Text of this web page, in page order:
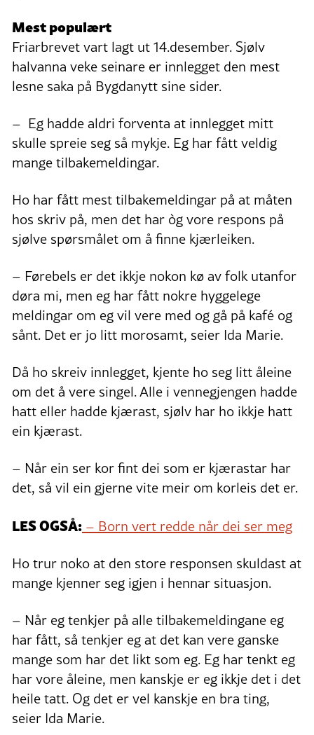
Mest populært
Friarbrevet vart lagt ut 14.desember. Sjølv
halvanna veke seinare er innlegget den mest
lesne saka på Bygdanytt sine sider.
– Eg hadde aldri forventa at innlegget mitt
skulle spreie seg så mykje. Eg har fått veldig
mange tilbakemeldingar.
Ho har fått mest tilbakemeldingar på at måten
hos skriv på, men det har òg vore respons på
sjølve spørsmålet om å finne kjærleiken.
– Førebels er det ikkje nokon kø av folk utanfor
døra mi, men eg har fått nokre hyggelege
meldingar om eg vil vere med og gå på kafé og
sånt. Det er jo litt morosamt, seier Ida Marie.
Då ho skreiv innlegget, kjente ho seg litt åleine
om det å vere singel. Alle i vennegjengen hadde
hatt eller hadde kjærast, sjølv har ho ikkje hatt
ein kjærast.
– Når ein ser kor fint dei som er kjærastar har
det, så vil ein gjerne vite meir om korleis det er.
LES OGSÅ: – Born vert redde når dei ser meg
Ho trur noko at den store responsen skuldast at
mange kjenner seg igjen i hennar situasjon.
– Når eg tenkjer på alle tilbakemeldingane eg
har fått, så tenkjer eg at det kan vere ganske
mange som har det likt som eg. Eg har tenkt eg
har vore åleine, men kanskje er eg ikkje det i det
heile tatt. Og det er vel kanskje en bra ting,
seier Ida Marie.